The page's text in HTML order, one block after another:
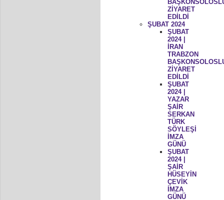
ZİYARET
EDİLDİ
ŞUBAT 2024
ŞUBAT
2024 |
İRAN
TRABZON
ZİYARET
EDİLDİ
ŞUBAT
2024 |
YAZAR
ŞAİR
SERKAN
TÜRK
SÖYLEŞİ
İMZA
GÜNÜ
ŞUBAT
2024 |
ŞAİR
HÜSEYİN
ÇEVİK
İMZA
GÜNÜ